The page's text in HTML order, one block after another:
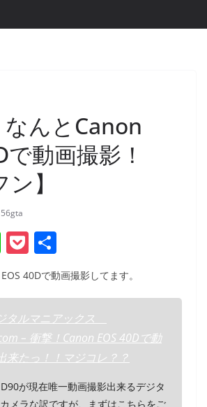
なんとCanon
で動画撮影！
ン】
Li
n
e
P
o
ck
et
有
40Dで動画撮影してます。
タルマニアックス
– 衝撃！Canon EOS 40Dで動
来たっ！！マジコレ？？
が現在唯一動画撮影出来るデジタ
メラな訳ですが、まずはこちらをご